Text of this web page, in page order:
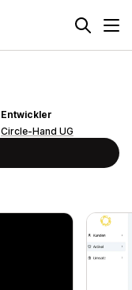
Entwickler
Circle-Hand UG